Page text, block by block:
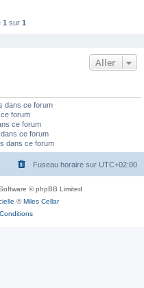
1 sur 1
Aller
dans ce forum
forum
ce forum
ce forum
dans ce forum
Fuseau horaire sur UTC+02:00
© phpBB Limited
©Miles Cellar
Conditions